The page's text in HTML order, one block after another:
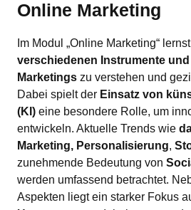
Online Marketing
Im Modul „Online Marketing“
verschiedenen Instrumente
Marketings zu verstehen und
Dabei spielt der Einsatz von
(KI) eine besondere Rolle, um
entwickeln. Aktuelle Trends wie
Marketing, Personalisierung,
zunehmende Bedeutung von
werden umfassend betrachtet.
Aspekten liegt ein starker Fokus